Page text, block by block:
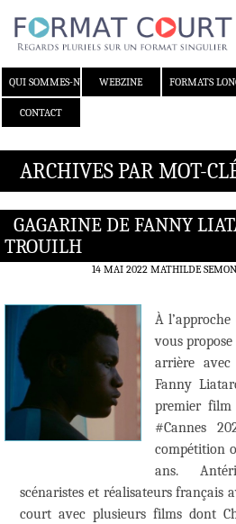
QUI SOMMES-NOUS ?WEBZINE FORMATS
CONTACT
ARCHIVES PAR MOT-
GAGARINE DE FANNY
TROUILH
14 MAI 2022 MATHILDE
À
vous
arrière avec
Fanny
premier film
#Cannes
compétition
ans.
scénaristes et réalisateurs français
court avec plusieurs films dont